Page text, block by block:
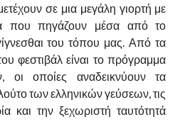
σε μια μεγάλη γιορτή με
που πηγάζουν μέσα από το
του τόπου μας. Από τα
φεστιβάλ είναι το πρόγραμμα
οι οποίες αναδεικνύουν τα
των ελληνικών γεύσεων, τις
και την ξεχωριστή ταυτότητά